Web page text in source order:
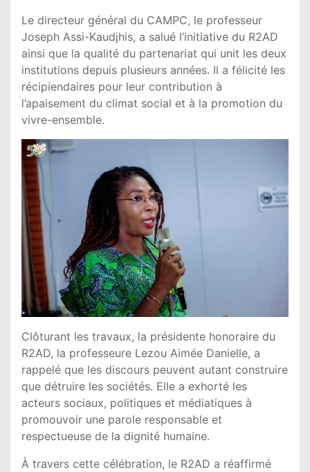
Le directeur général du CAMPC, le professeur
Joseph Assi-Kaudjhis, a salué l’initiative du R2AD
ainsi que la qualité du partenariat qui unit les deux
institutions depuis plusieurs années. Il a félicité les
récipiendaires pour leur contribution à
l’apaisement du climat social et à la promotion du
vivre-ensemble.
Clôturant les travaux, la présidente honoraire du
R2AD, la professeure Lezou Aimée Danielle, a
rappelé que les discours peuvent autant construire
que détruire les sociétés. Elle a exhorté les
acteurs sociaux, politiques et médiatiques à
promouvoir une parole responsable et
respectueuse de la dignité humaine.
À travers cette célébration, le R2AD a réaffirmé